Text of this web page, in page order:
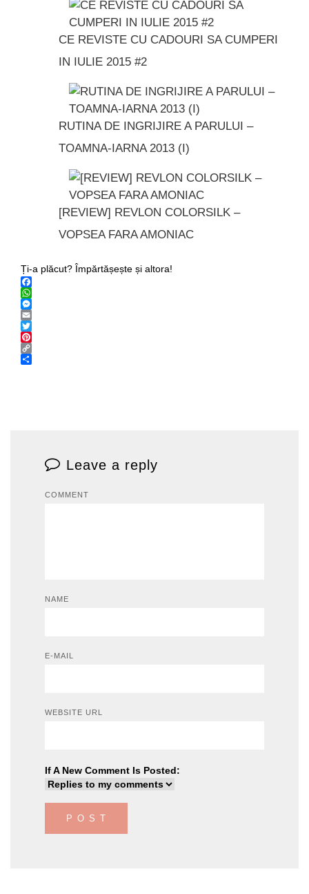
CE REVISTE CU CADOURI SA CUMPERI
IN IULIE 2015 #2
RUTINA DE INGRIJIRE A PARULUI –
TOAMNA-IARNA 2013 (I)
[REVIEW] REVLON COLORSILK –
VOPSEA FARA AMONIAC
Ți-a plăcut? Împărtășește și altora!
Facebook
WhatsApp
Messenger
Email
Twitter
Pinterest
Copy
Leave a reply
COMMENT
NAME
E-MAIL
WEBSITE URL
If A New Comment Is Posted: